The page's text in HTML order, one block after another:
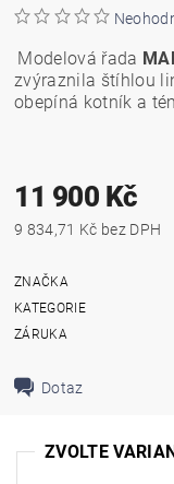
Modelová řada
zvýraznila štíhlou
obepíná kotník a
11 900 Kč
9 834,71 Kč bez DPH
ZNAČKA
KATEGORIE
ZÁRUKA
Dotaz
ZVOLTE